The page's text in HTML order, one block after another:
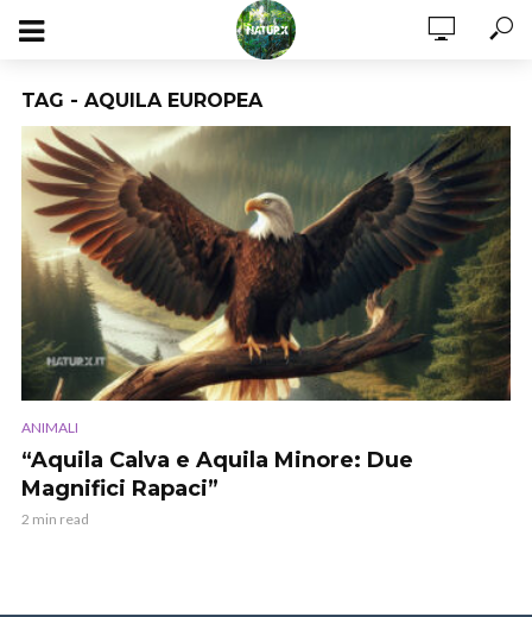
TAG - AQUILA EUROPEA
ANIMALI
“Aquila Calva e Aquila Minore: Due
Magnifici Rapaci”
2 min read